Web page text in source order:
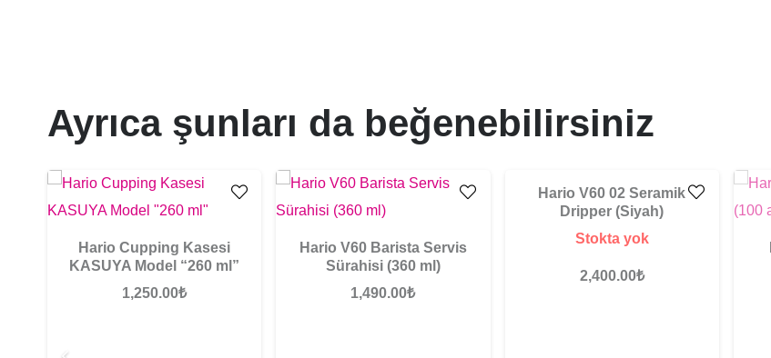
Ayrıca şunları da beğenebilirsiniz
Hario Cupping Kasesi
KASUYA Model “260 ml”
1,250.00₺
Hario V60 Barista Servis
Sürahisi (360 ml)
1,490.00₺
Hario V60 02 Seramik
Dripper (Siyah)
Stokta yok
2,400.00₺